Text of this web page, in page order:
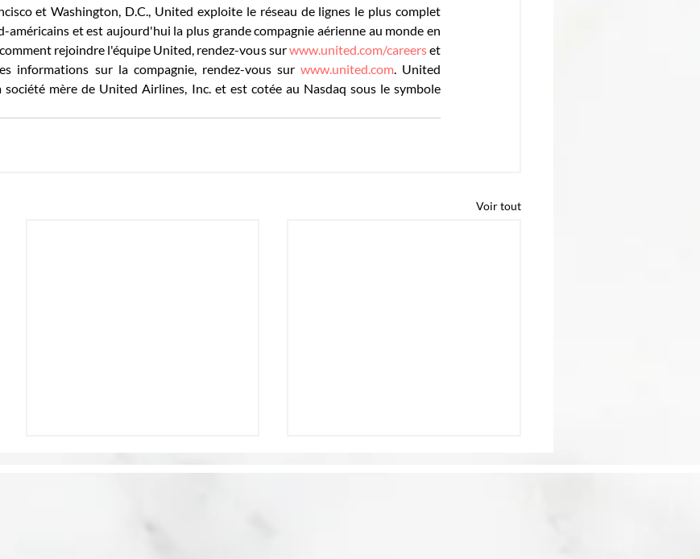
et Washington, D.C., United exploite le réseau de lignes le plus complet
et est aujourd'hui la plus grande compagnie aérienne au monde en
rejoindre l'équipe United, rendez-vous sur www.united.com/careers et
informations sur la compagnie, rendez-vous sur www.united.com. United
mère de United Airlines, Inc. et est cotée au Nasdaq sous le symbole
Voir tout